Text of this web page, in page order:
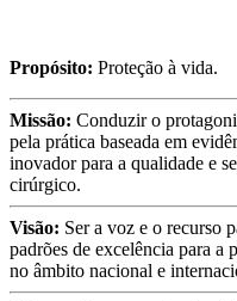
Propósito: Proteção à vida.
Missão: Conduzir o
pela prática baseada em
inovador para a qualidade e
cirúrgico.
Visão: Ser a voz e o recurso
padrões de excelência para a
no âmbito nacional e